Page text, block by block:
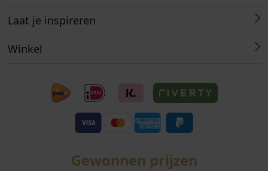
Laat je inspireren
Winkel
Gewonnen prijzen